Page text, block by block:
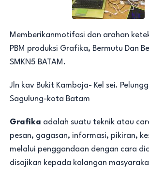
Memberikanmotifasi dan arahan
PBM produksi Grafika, Bermutu Dan
SMKN5 BATAM.
Jln kav Bukit Kamboja- Kel sei.
Sagulung-kota Batam
Grafika adalah suatu teknik atau
pesan, gagasan, informasi, pikiran,
melalui penggandaan dengan cara
disajikan kepada kalangan